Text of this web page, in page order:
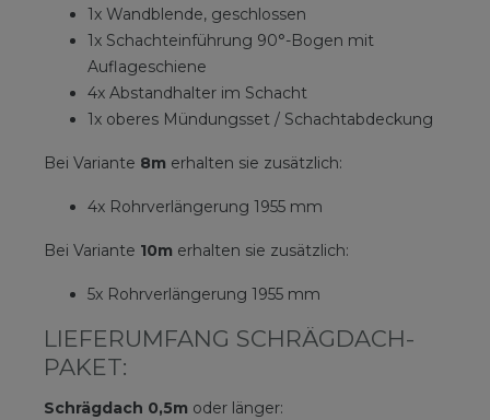
1x Wandblende, geschlossen
1x Schachteinführung 90°-Bogen mit
Auflageschiene
4x Abstandhalter im Schacht
1x oberes Mündungsset / Schachtabdeckung
Bei Variante 8m erhalten sie zusätzlich:
4x Rohrverlängerung 1955 mm
Bei Variante 10m erhalten sie zusätzlich:
5x Rohrverlängerung 1955 mm
LIEFERUMFANG SCHRÄGDACH-
PAKET:
Schrägdach 0,5m oder länger: